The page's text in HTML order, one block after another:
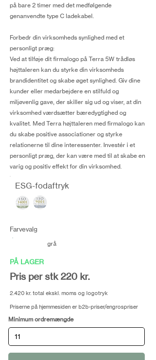
på bare 2 timer med det medfølgende
genanvendte type C ladekabel.
Forbedr din virksomheds synlighed med et
personligt præg:
Ved at tilføje dit firmalogo på Terra 5W trådløs
højttaleren kan du styrke din virksomheds
brandidentitet og skabe øget synlighed. Giv dine
kunder eller medarbejdere en stilfuld og
miljøvenlig gave, der skiller sig ud og viser, at din
virksomhed værdsætter bæredygtighed og
kvalitet. Med Terra højttaleren med firmalogo kan
du skabe positive associationer og styrke
relationerne til dine interessenter. Investér i et
personligt præg, der kan være med til at skabe en
varig og positiv effekt for din virksomhed.
ESG-fodaftryk
Farvevalg
grå
PÅ LAGER
Pris per stk 220 kr.
2.420 kr. total ekskl. moms og logotryk
Priserne på hjemmesiden er b2b-priser/engrospriser
Minimum ordremængde